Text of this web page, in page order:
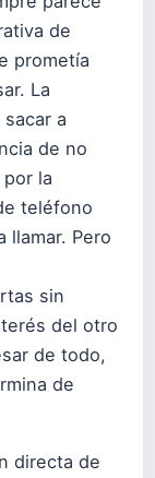
de
prometía
La
a
de no
la
teléfono
llamar. Pero
sin
del otro
de todo,
de
directa de